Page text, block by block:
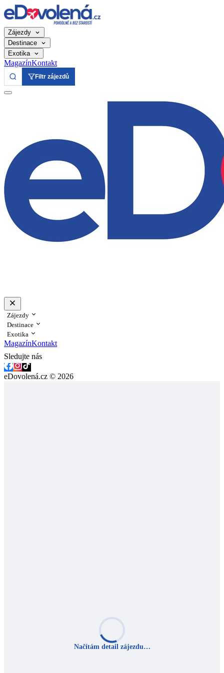
Zájezdy
Destinace
Exotika
MagazínKontakt
Filtr zájezdů
Zájezdy
Destinace
Exotika
MagazínKontakt
Sledujte nás
eDovolená.cz © 2026
Načítám detail zájezdu…